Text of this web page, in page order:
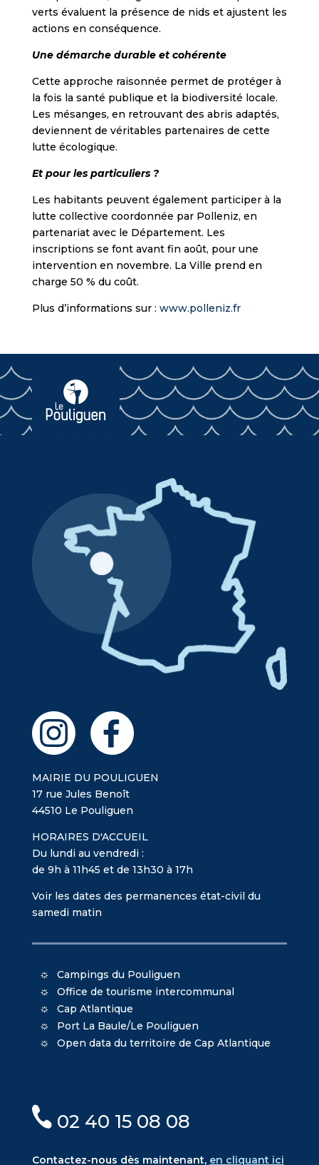
verts évaluent la présence de nids et ajustent les
actions en conséquence.
Une démarche durable et cohérente
Cette approche raisonnée permet de protéger à
la fois la santé publique et la biodiversité locale.
Les mésanges, en retrouvant des abris adaptés,
deviennent de véritables partenaires de cette
lutte écologique.
Et pour les particuliers ?
Les habitants peuvent également participer à la
lutte collective coordonnée par Polleniz, en
partenariat avec le Département. Les
inscriptions se font avant fin août, pour une
intervention en novembre. La Ville prend en
charge 50 % du coût.
Plus d’informations sur : www.polleniz.fr
MAIRIE DU POULIGUEN
17 rue Jules Benoît
44510 Le Pouliguen
HORAIRES D'ACCUEIL
Du lundi au vendredi :
de 9h à 11h45 et de 13h30 à 17h
Voir les dates des permanences état-civil du
samedi matin
Campings du Pouliguen
Office de tourisme intercommunal
Cap Atlantique
Port La Baule/Le Pouliguen
Open data du territoire de Cap Atlantique
02 40 15 08 08
Contactez-nous dès maintenant, en cliquant ici